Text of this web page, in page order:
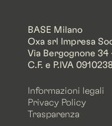
BASE Milano
Oxa srl Impresa
Via Bergognone
C.F. e P.IVA
Informazioni legali
Privacy Policy
Trasparenza